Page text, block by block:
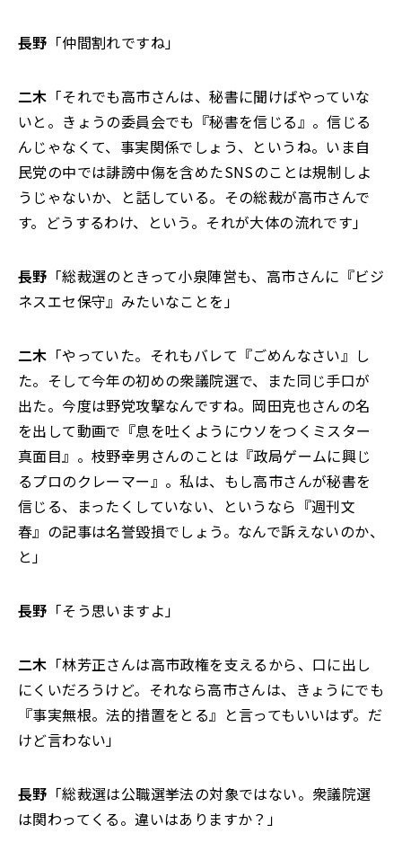
長野 「仲間割れですね」
二木 「それでも高市さんは、秘書に聞けばやっていな
いと。きょうの委員会でも『秘書を信じる』。信じる
んじゃなくて、事実関係でしょう、というね。いま自
民党の中では誹謗中傷を含めたSNSのことは規制しよ
うじゃないか、と話している。その総裁が高市さんで
す。どうするわけ、という。それが大体の流れです」
長野 「総裁選のときって小泉陣営も、高市さんに『ビジ
ネスエセ保守』みたいなことを」
二木 「やっていた。それもバレて『ごめんなさい』し
た。そして今年の初めの衆議院選で、また同じ手口が
出た。今度は野党攻撃なんですね。岡田克也さんの名
を出して動画で『息を吐くようにウソをつくミスター
真面目』。枝野幸男さんのことは『政局ゲームに興じ
るプロのクレーマー』。私は、もし高市さんが秘書を
信じる、まったくしていない、というなら『週刊文
春』の記事は名誉毀損でしょう。なんで訴えないのか、
と」
長野 「そう思いますよ」
二木 「林芳正さんは高市政権を支えるから、口に出し
にくいだろうけど。それなら高市さんは、きょうにでも
『事実無根。法的措置をとる』と言ってもいいはず。だ
けど言わない」
長野 「総裁選は公職選挙法の対象ではない。衆議院選
は関わってくる。違いはありますか？」